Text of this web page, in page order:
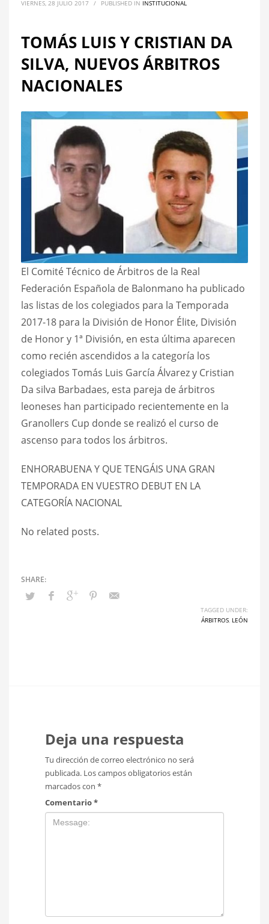
VIERNES, 28 JULIO 2017 / PUBLISHED IN INSTITUCIONAL
TOMÁS LUIS Y CRISTIAN DA
SILVA, NUEVOS ÁRBITROS
NACIONALES
El Comité Técnico de Árbitros de la Real
Federación Española de Balonmano ha publicado
las listas de los colegiados para la Temporada
2017-18 para la División de Honor Élite, División
de Honor y 1ª División, en esta última aparecen
como recién ascendidos a la categoría los
colegiados Tomás Luis García Álvarez y Cristian
Da silva Barbadaes, esta pareja de árbitros
leoneses han participado recientemente en la
Granollers Cup donde se realizó el curso de
ascenso para todos los árbitros.
ENHORABUENA Y QUE TENGÁIS UNA GRAN
TEMPORADA EN VUESTRO DEBUT EN LA
CATEGORÍA NACIONAL
No related posts.
TAGGED UNDER:
ÁRBITROS LEÓN
Deja una respuesta
Tu dirección de correo electrónico no será
publicada. Los campos obligatorios están
marcados con *
Comentario*